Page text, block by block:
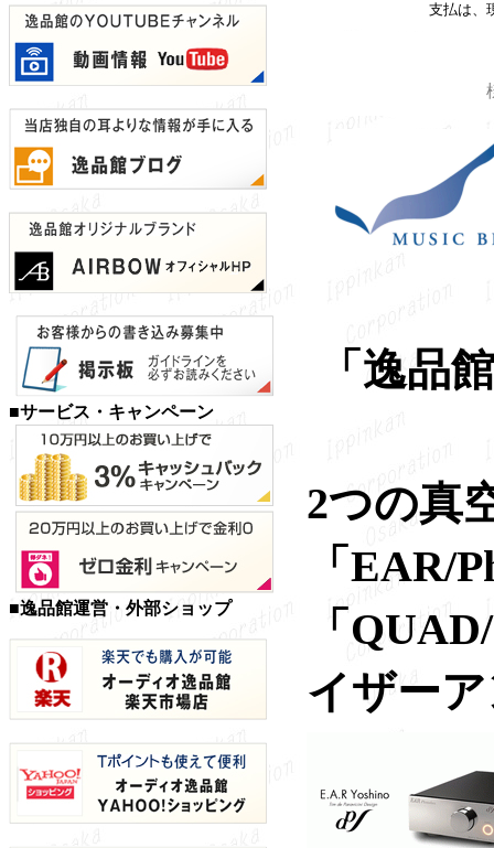
■サービス・キャンペーン
■逸品館運営・外部ショップ
支払は、
「逸品
2つの真
「EAR/
「
イザー